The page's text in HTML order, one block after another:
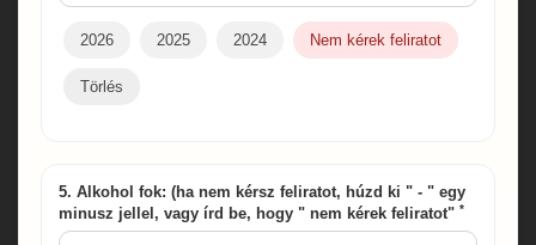
2026 2025 2024 Nem kérek feliratot
Törlés
5. Alkohol fok: (ha nem kérsz feliratot, húzd ki " - " egy
minusz jellel, vagy írd be, hogy " nem kérek feliratot" *